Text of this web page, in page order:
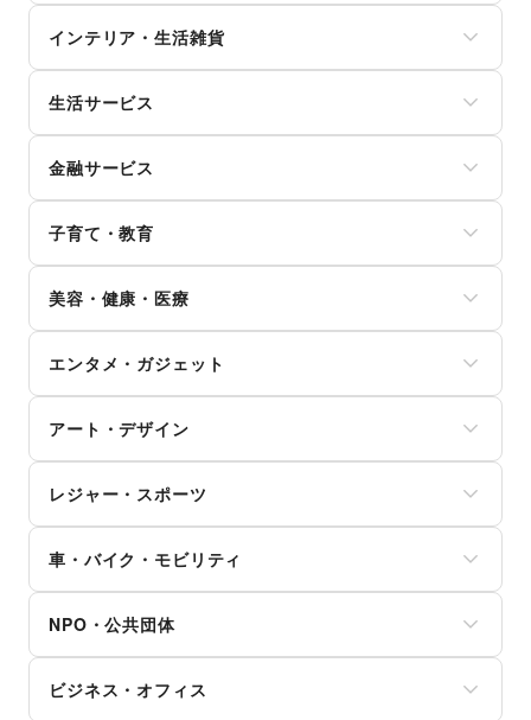
インナー・ルームウェア
キッズ・ベビー・マタニティ
スポーツ
シーズナルウェア
腕時計
靴
バッグ・革小物
ファッション雑貨
和服・着物
古着
その他ファッション
和菓子
パン
お弁当・惣菜
軽食・ホットスナック
コーヒー・紅茶
その他飲料
食材・調味料
物産展・マルシェ
キッチンカー・移動販売
野菜・果物・生鮮食品
その他フード・飲食
インテリア・生活雑貨
寝具・ベッド
家具・家電
キッチン雑貨・調理器具
掃除用品・生活便利品
文房具
手芸・ハンドメイド
花・盆栽・ドライフラワー
犬・猫・ペット
日用雑貨
食器・陶磁器
その他インテリア・生活雑貨
生活サービス
インターネット・プロバイダ
電気・ガス
ウォーターサーバー
ハウスクリーニング・家事代行
定期宅配
リサイクル雑貨・古本
冠婚葬祭
資格・習い事
リフォーム
住宅（購入・賃貸）
たばこ
修理・メンテナンス
就職・転職・求人
金融サービス
保険
銀行
住宅ローン
証券・FX
不動産投資
その他金融サービス
子育て・教育
ランドセル
学習教材・通信教育
子供向け教室・レッスン
塾・家庭教師
おもちゃ・絵本
その他子育て・教育
美容・健康・医療
ダイエット・健康グッズ
美容・コスメ・香水
ヘアケア・シャンプー
美容家電
ヘアサロン・ネイルサロン
マッサージ・整体
女性用品・フェムテック
コンタクトレンズ
医療・医薬品
その他美容・健康
エンタメ・ガジェット
スマホアクセサリー
ガジェット
ゲーム
アニメ
コミック・マンガ
アイドル・芸能人
CD・DVD・本・雑誌
Webメディア・アプリ
テレビ・ドラマ
映画
アート・デザイン
写真・イラストレーション
立体作品・彫刻
その他アート・デザイン
レジャー・スポーツ
キャンプ・アウトドア
野球
サッカー
バスケットボール
ゴルフ
その他レジャー・スポーツ
車・バイク・モビリティ
バイク・オートバイ
自転車・ロードバイク
マイクロモビリティ
その他車・バイク・モビリティ
NPO・公共団体
外国団体・大使館
ビジネス・オフィス